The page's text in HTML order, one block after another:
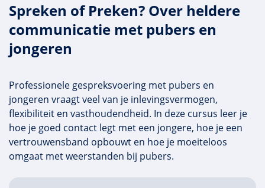
Spreken of Preken? Over heldere
communicatie met pubers en
jongeren
Professionele gespreksvoering met pubers en
jongeren vraagt veel van je inlevingsvermogen,
flexibiliteit en vasthoudendheid. In deze cursus leer je
hoe je goed contact legt met een jongere, hoe je een
vertrouwensband opbouwt en hoe je moeiteloos
omgaat met weerstanden bij pubers.